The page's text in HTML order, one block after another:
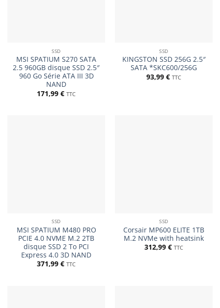
SSD
MSI SPATIUM S270 SATA
2.5 960GB disque SSD 2.5″
960 Go Série ATA III 3D
NAND
171,99 € TTC
SSD
KINGSTON SSD 256G 2.5″
SATA *SKC600/256G
93,99 € TTC
SSD
MSI SPATIUM M480 PRO
PCIE 4.0 NVME M.2 2TB
disque SSD 2 To PCI
Express 4.0 3D NAND
371,99 € TTC
SSD
Corsair MP600 ELITE 1TB
M.2 NVMe with heatsink
312,99 € TTC